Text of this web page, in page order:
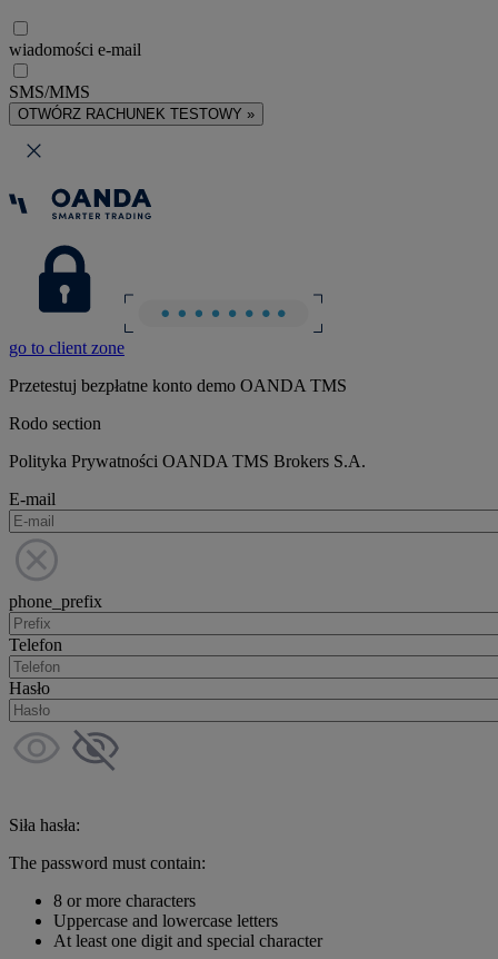
wiadomości e-mail
SMS/MMS
OTWÓRZ RACHUNEK TESTOWY »
go to client zone
Przetestuj bezpłatne konto demo OANDA TMS
Rodo section
Polityka Prywatności OANDA TMS Brokers S.A.
E-mail
phone_prefix
Telefon
Hasło
Siła hasła:
The password must contain:
8 or more characters
Uppercase and lowercase letters
At least one digit and special character